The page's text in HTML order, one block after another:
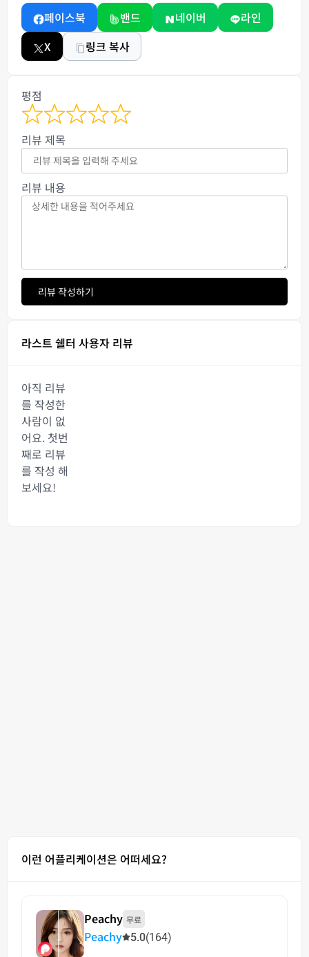
페이스북 밴드 네이버
라인
X
링크 복사
평점
리뷰 제목
리뷰 내용
리뷰 작성하기
라스트 쉘터 사용자 리뷰
아직 리뷰
를 작성한
사람이 없
어요. 첫번
째로 리뷰
를 작성 해
보세요!
이런 어플리케이션은 어떠세요?
Peachy 무료
Peachy 5.0(164)